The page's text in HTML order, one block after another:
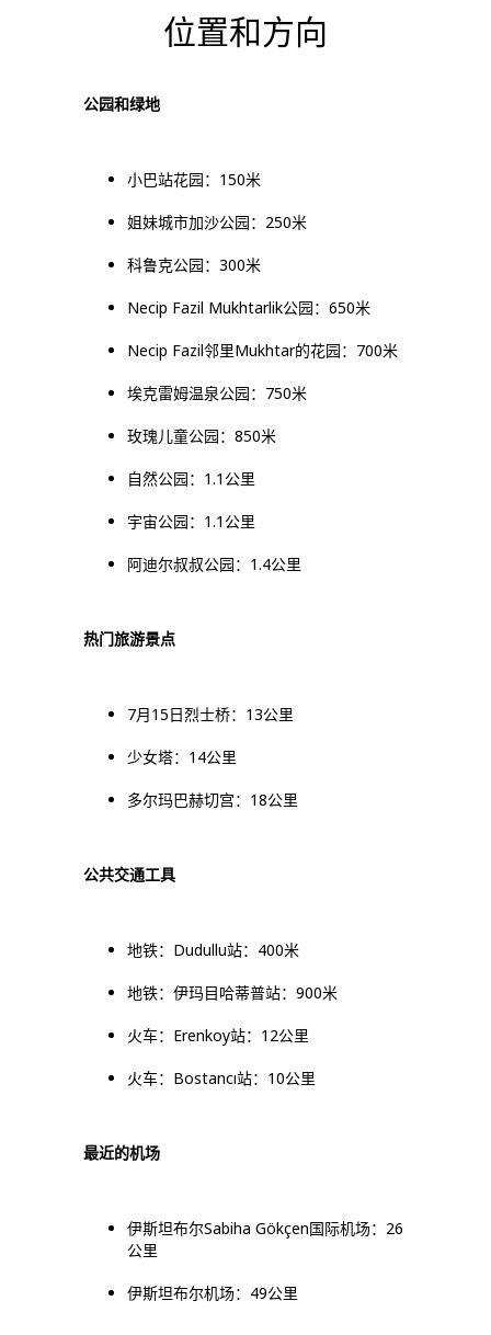
位置和方向
公园和绿地
小巴站花园：150米
姐妹城市加沙公园：250米
科鲁克公园：300米
Necip Fazil Mukhtarlik公园：650米
Necip Fazil邻里Mukhtar的花园：700米
埃克雷姆温泉公园：750米
玫瑰儿童公园：850米
自然公园：1.1公里
宇宙公园：1.1公里
阿迪尔叔叔公园：1.4公里
热门旅游景点
7月15日烈士桥：13公里
少女塔：14公里
多尔玛巴赫切宫：18公里
公共交通工具
地铁：Dudullu站：400米
地铁：伊玛目哈蒂普站：900米
火车：Erenkoy站：12公里
火车：Bostancı站：10公里
最近的机场
伊斯坦布尔Sabiha Gökçen国际机场：26
公里
伊斯坦布尔机场：49公里